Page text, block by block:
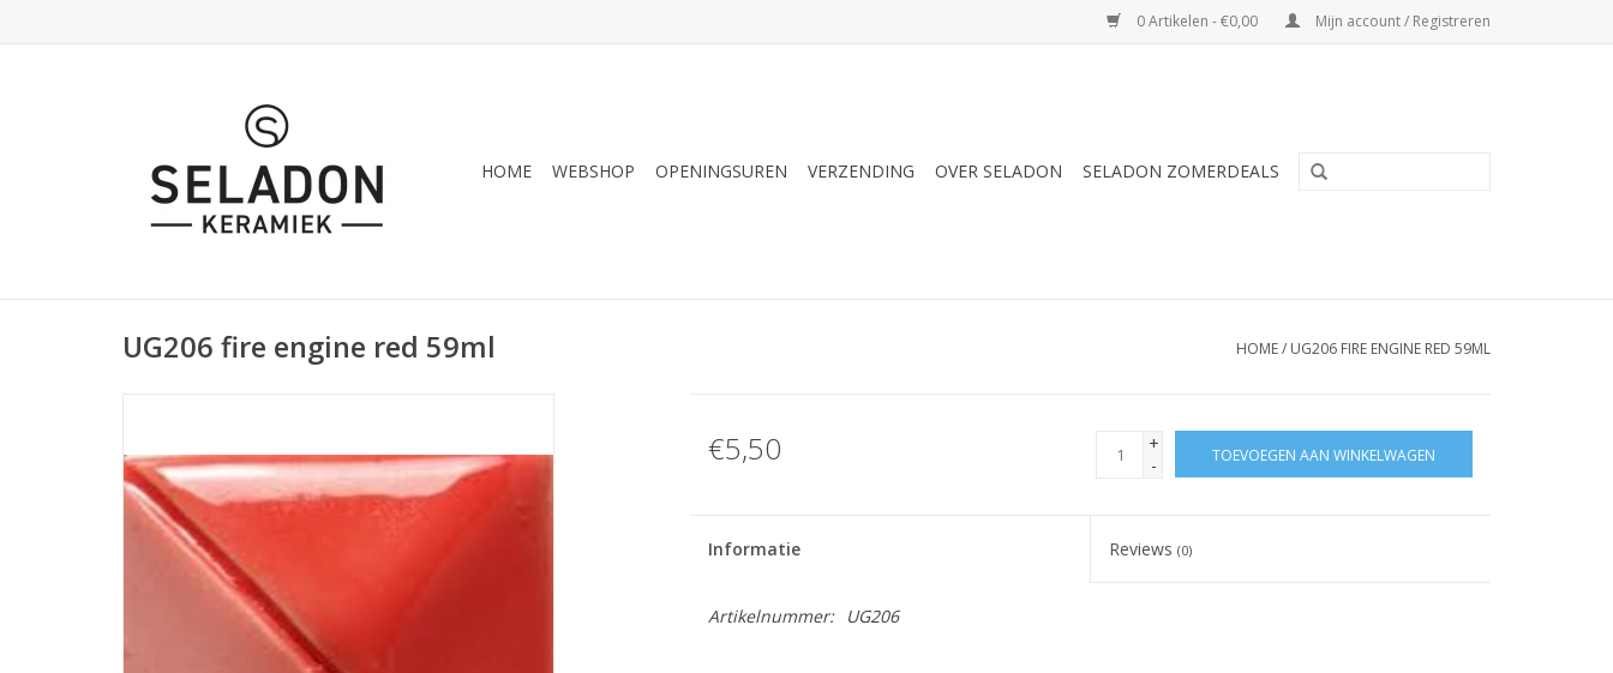
0 Artikelen - €0,00 Mijn account / Registreren
HOME WEBSHOP OPENINGSUREN VERZENDING OVER SELADON SELADON ZOMERDEALS
UG206 fire engine red 59ml HOME/ UG206 FIRE ENGINE RED 59ML
€5,50
+
-
TOEVOEGEN AAN WINKELWAGEN
Informatie Reviews(0)
Artikelnummer: UG206